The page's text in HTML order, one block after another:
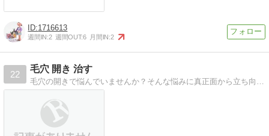
1716613
週間IN:2 週間OUT:6 月間IN:2
22
毛穴 開き 治す
毛穴の開きで悩んでいませんか？そんな悩みに真正面から立ち向かうあなたを応援します